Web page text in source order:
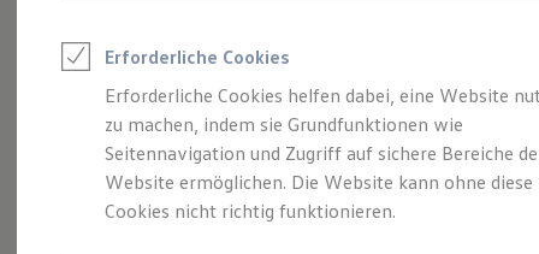
Saisonangebote
Leasing
Leasing-Angebote
Gebrauchtwagen Leasing
Junge Gebrauchtwagen-Leasing
Elektroauto Leasing
Kleinwagen-Leasing
Leasing ohne Anzahlung
Eine Klasse für sich.
Der Golf.
Erforderliche Cookies
Erforderliche Cookies helfen dabei, eine Website
zu machen, indem sie Grundfunktionen wie
Seitennavigation und Zugriff auf sichere Bereiche
Website ermöglichen. Die Website kann ohne diese
Cookies nicht richtig funktionieren.